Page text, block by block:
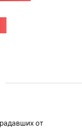
от